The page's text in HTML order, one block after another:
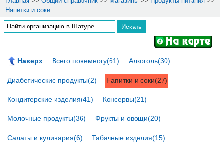
Напитки и соки
Наверх Всего понемногу(61) Алкоголь(30)
Диабетические продукты(2) Напитки и соки(27)
Кондитерские изделия(41) Консервы(21)
Молочные продукты(36) Фрукты и овощи(20)
Салаты и кулинария(6) Табачные изделия(15)